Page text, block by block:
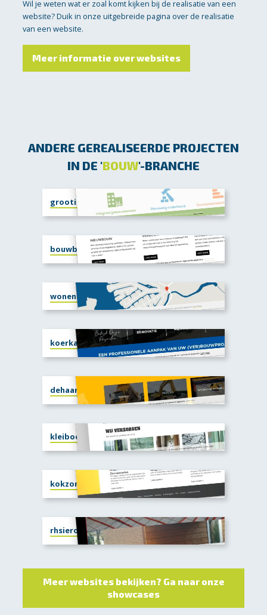
Wil je weten wat er zoal komt kijken bij de realisatie van een
website? Duik in onze uitgebreide pagina over de realisatie
van een website.
Meer informatie over websites
ANDERE GEREALISEERDE PROJECTEN
IN DE 'BOUW'-BRANCHE
grootinonderhoud.nl
bouwbedrijfjstegeman.nl
woneninlingemeer.nl
koerkamp.nl
dehaanbussloo.nl
kleiboersglasservice.nl
kokzonne-energie.nl
rhsiero.nl
Meer websites bekijken? Ga naar onze
showcases